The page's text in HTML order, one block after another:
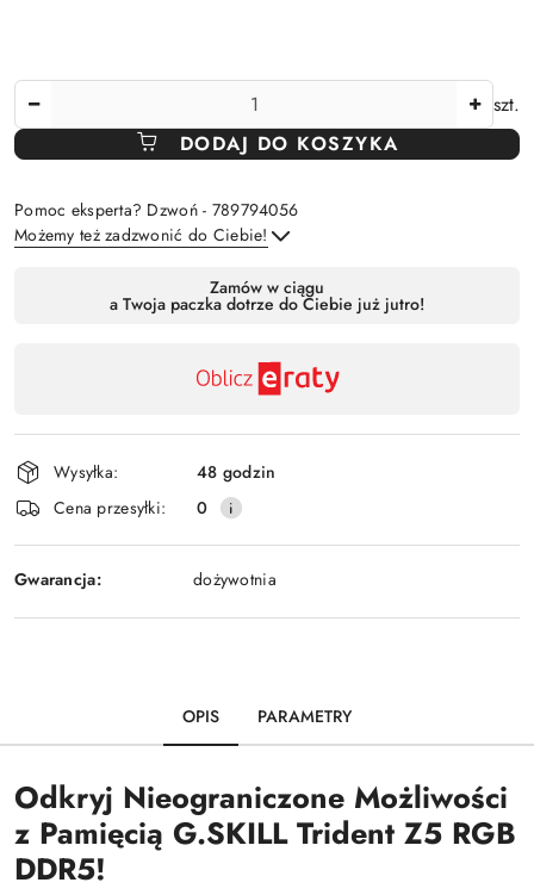
szt.
DODAJ DO KOSZYKA
Pomoc eksperta? Dzwoń - 789794056
Możemy też zadzwonić do Ciebie!
Zamów w ciągu
a Twoja paczka dotrze do Ciebie już jutro!
Wysyłka:
48 godzin
Cena przesyłki:
0
Gwarancja: dożywotnia
OPIS PARAMETRY
Odkryj Nieograniczone Możliwości
z Pamięcią G.SKILL Trident Z5 RGB
DDR5!